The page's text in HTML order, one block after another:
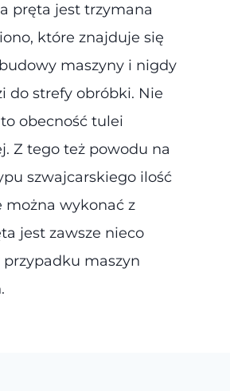
pręta jest trzymana
które znajduje się
maszyny i nigdy
do strefy obróbki. Nie
obecność tulei
Z tego też powodu na
szwajcarskiego ilość
można wykonać z
jest zawsze nieco
przypadku maszyn